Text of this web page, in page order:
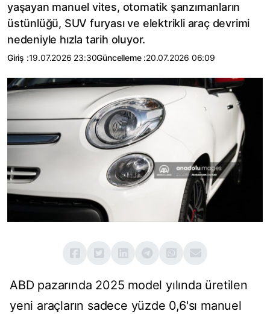
yaşayan manuel vites, otomatik şanzımanların
üstünlüğü, SUV furyası ve elektrikli araç devrimi
nedeniyle hızla tarih oluyor.
Giriş :19.07.2026 23:30Güncelleme :20.07.2026 06:09
ABD pazarında 2025 model yılında üretilen
yeni araçların sadece yüzde 0,6'sı manuel